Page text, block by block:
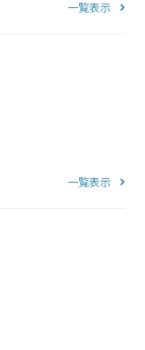
一覧表示
一覧表示